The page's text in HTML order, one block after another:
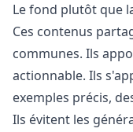
Le fond plutôt que
Ces contenus
communes. Ils
actionnable. Ils
exemples précis,
Ils évitent les